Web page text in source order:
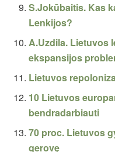
S.Jokūbaitis. Kas
Lenkijos?
A.Uzdila. Lietuvos
ekspansijos
Lietuvos
10 Lietuvos
bendradarbiauti
70 proc. Lietuvos
gerovę